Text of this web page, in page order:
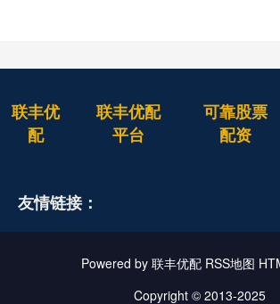
联丰优
配
联丰优配
平台
可靠股票
配资
友情链接：
Powered by 联丰优配 RSS地图
Copyright © 2013-2025